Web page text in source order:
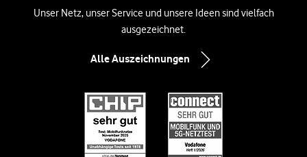
Unser Netz, unser Service und unsere Ideen sind vielfach
ausgezeichnet.
Alle Auszeichnungen